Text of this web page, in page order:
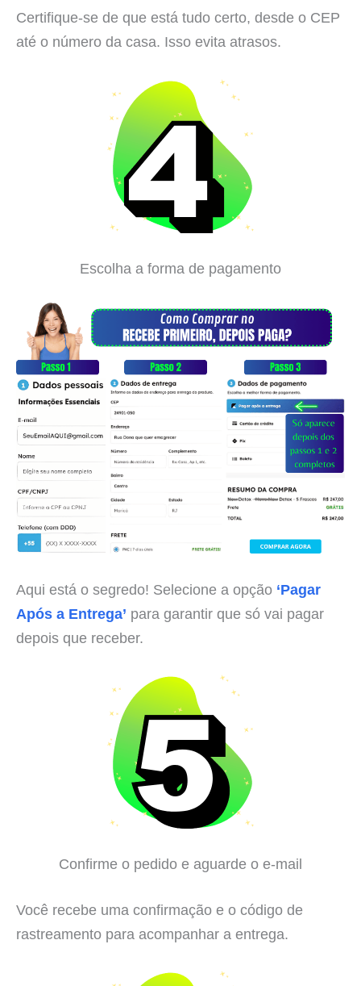
Certifique-se de que está tudo certo, desde o CEP
até o número da casa. Isso evita atrasos.
Escolha a forma de pagamento
Aqui está o segredo! Selecione a opção ‘Pagar
Após a Entrega’ para garantir que só vai pagar
depois que receber.
Confirme o pedido e aguarde o e-mail
Você recebe uma confirmação e o código de
rastreamento para acompanhar a entrega.